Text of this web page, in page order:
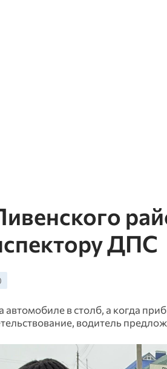
ДПС
автомобиле в столб, а когда
водитель